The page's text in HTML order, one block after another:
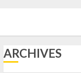
ARCHIVES